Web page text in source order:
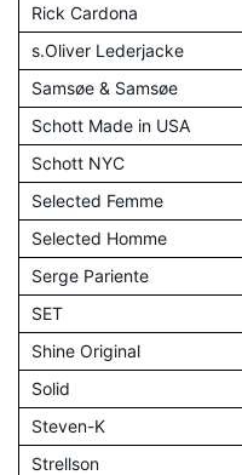
Rick Cardona
s.Oliver Lederjacke
Samsøe & Samsøe
Schott Made in USA
Schott NYC
Selected Femme
Selected Homme
Serge Pariente
SET
Shine Original
Solid
Steven-K
Strellson